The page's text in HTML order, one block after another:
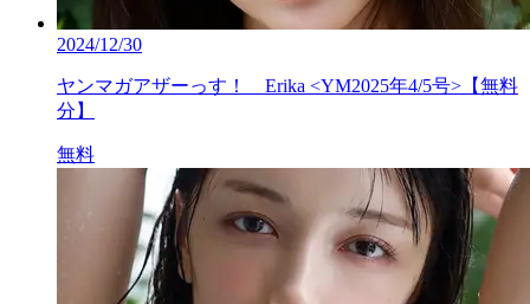
2024/12/30
ヤンマガアザーっす！ Erika <YM2025年4/5号>【無料
分】
無料